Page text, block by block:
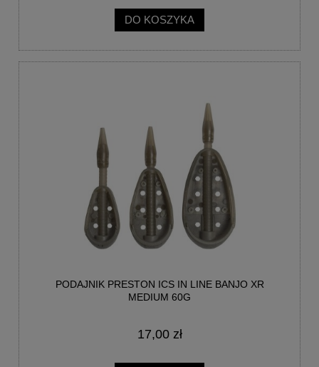
DO KOSZYKA
PODAJNIK PRESTON ICS IN LINE BANJO XR
MEDIUM 60G
17,00 zł